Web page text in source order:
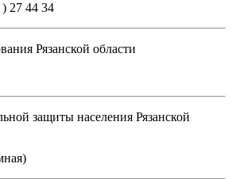
27 44 34
Рязанской области
защиты населения Рязанской